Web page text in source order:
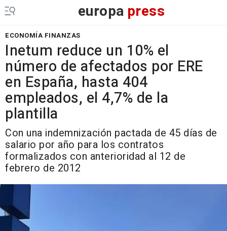
europa press
ECONOMÍA FINANZAS
Inetum reduce un 10% el
número de afectados por ERE
en España, hasta 404
empleados, el 4,7% de la
plantilla
Con una indemnización pactada de 45 días de
salario por año para los contratos
formalizados con anterioridad al 12 de
febrero de 2012